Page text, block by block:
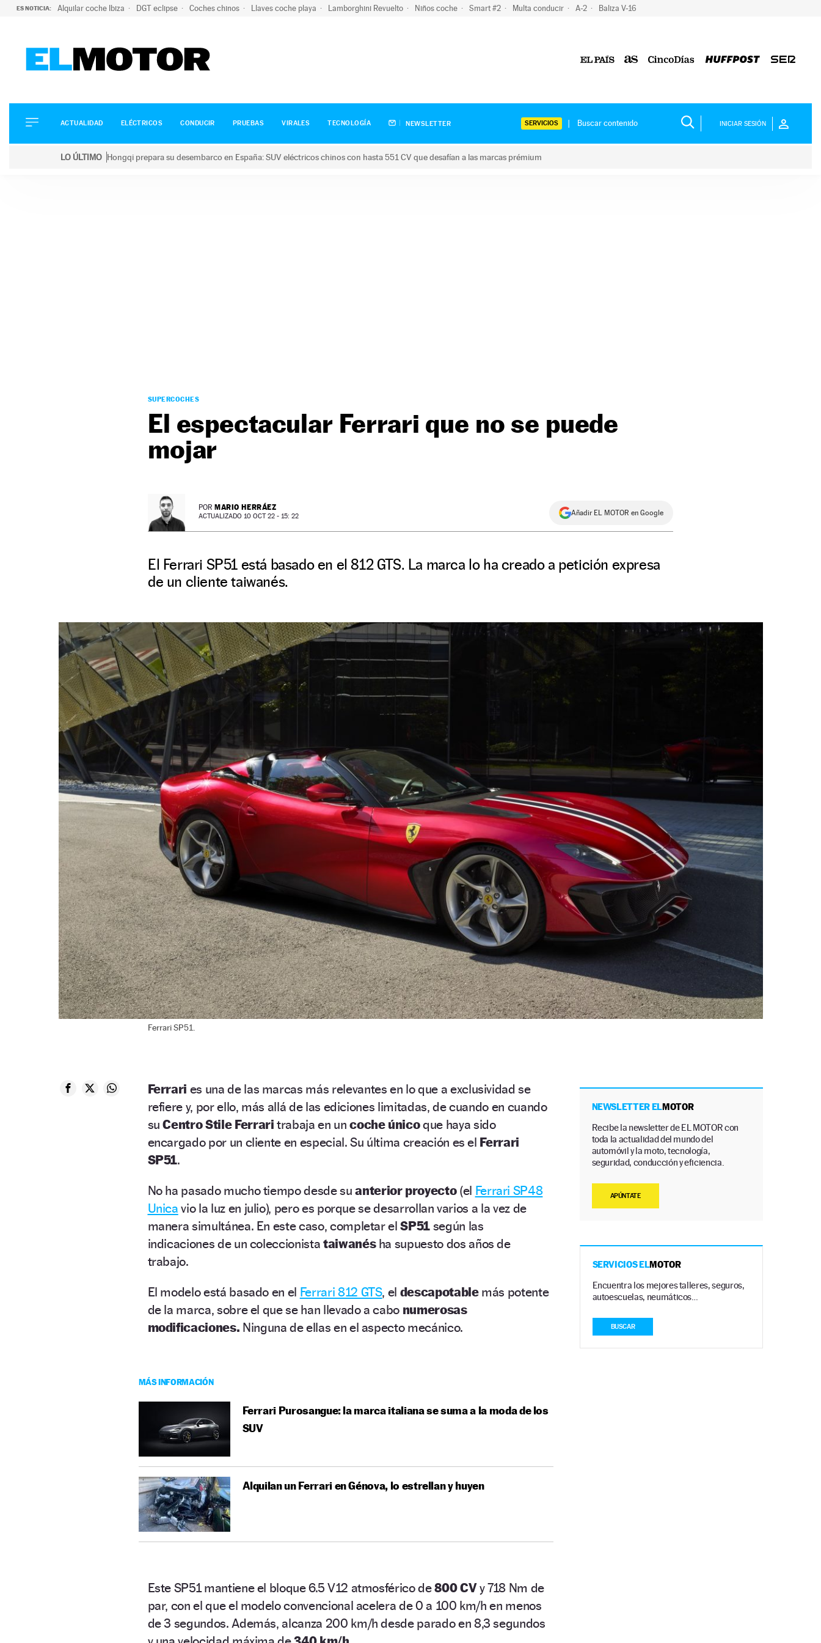
ES NOTICIA: Alquilar coche Ibiza DGT eclipse Coches chinos Llaves coche playa Lamborghini Revuelto Niños coche Smart #2 Multa conducir A-2 Baliza V-16
ELÉCTRICOS
CONDUCIR
ACTUALIDAD ELÉCTRICOS CONDUCIR PRUEBAS VIRALES TECNOLOGÍA NEWSLETTER SERVICIOS INICIAR SESIÓN
LO ÚLTIMO Hongqi prepara su desembarco en España: SUV eléctricos chinos con hasta 551 CV que desafían a las marcas prémium
SUPERCOCHES
El espectacular Ferrari que no se puede
mojar
POR MARIO HERRÁEZ
ACTUALIZADO 10 OCT 22 - 15: 22 Añadir EL MOTOR en Google
El Ferrari SP51 está basado en el 812 GTS. La marca lo ha creado a petición expresa
de un cliente taiwanés.
Ferrari SP51.
Ferrari es una de las marcas más relevantes en lo que a exclusividad se
refiere y, por ello, más allá de las ediciones limitadas, de cuando en cuando
suCentro Stile Ferrari trabaja en uncoche únicoque haya sido
encargado por un cliente en especial. Su última creación es el Ferrari
SP51.
No ha pasado mucho tiempo desde suanterior proyecto(el Ferrari SP48
Unica vio la luz en julio), pero es porque se desarrollan varios a la vez de
manera simultánea. En este caso, completar elSP51 según las
indicaciones de un coleccionista taiwanés ha supuesto dos años de
trabajo.
El modelo está basado en el Ferrari 812 GTS, el descapotable más potente
de la marca, sobre el que se han llevado a cabo numerosas
modificaciones. Ninguna de ellas en el aspecto mecánico.
MÁS INFORMACIÓN
Ferrari Purosangue: la marca italiana se suma a la moda de los
SUV
Alquilan un Ferrari en Génova, lo estrellan y huyen
Este SP51 mantiene el bloque 6.5 V12 atmosférico de800 CVy 718 Nm de
par, con el que el modelo convencional acelera de 0 a 100 km/h en menos
de 3 segundos. Además, alcanza 200 km/h desde parado en 8,3 segundos
NEWSLETTER ELMOTOR
Recibe la newsletter de EL MOTOR con
toda la actualidad del mundo del
automóvil y la moto, tecnología,
seguridad, conducción y eficiencia.
APÚNTATE
SERVICIOS ELMOTOR
Encuentra los mejores talleres, seguros,
autoescuelas, neumáticos…
BUSCAR